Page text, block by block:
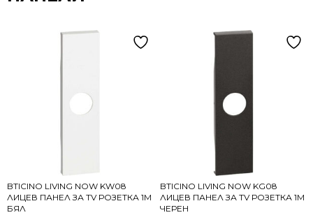
BTICINO LIVING NOW KW08
ЛИЦЕВ ПАНЕЛ ЗА TV РОЗЕТКА 1M
БЯЛ
BTICINO LIVING NOW KG08
ЛИЦЕВ ПАНЕЛ ЗА TV РОЗЕТКА 1M
ЧЕРЕН